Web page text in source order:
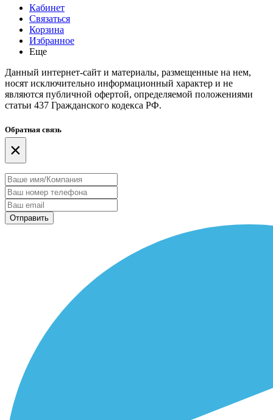
Кабинет
Связаться
Корзина
Избранное
Еще
Данный интернет-сайт и материалы, размещенные на нем,
носят исключительно информационный характер и не
являются публичной офертой, определяемой положениями
статьи 437 Гражданского кодекса РФ.
Обратная связь
×
Отправить